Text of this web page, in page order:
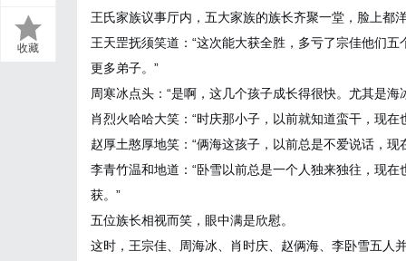
收藏
王氏家族议事厅内，五大家族的族长齐聚一堂，脸上都
王天罡抚须笑道：“这次能大获全胜，多亏了宗佳他们
更多弟子。”
周寒冰点头：“是啊，这几个孩子成长得很快。尤其是
肖烈火哈哈大笑：“时庆那小子，以前就知道蛮干，现
赵厚土憨厚地笑：“俩海这孩子，以前总是不爱说话，现
李青竹温和地道：“卧雪以前总是一个人独来独往，现
获。”
五位族长相视而笑，眼中满是欣慰。
这时，王宗佳、周海冰、肖时庆、赵俩海、李卧雪五人